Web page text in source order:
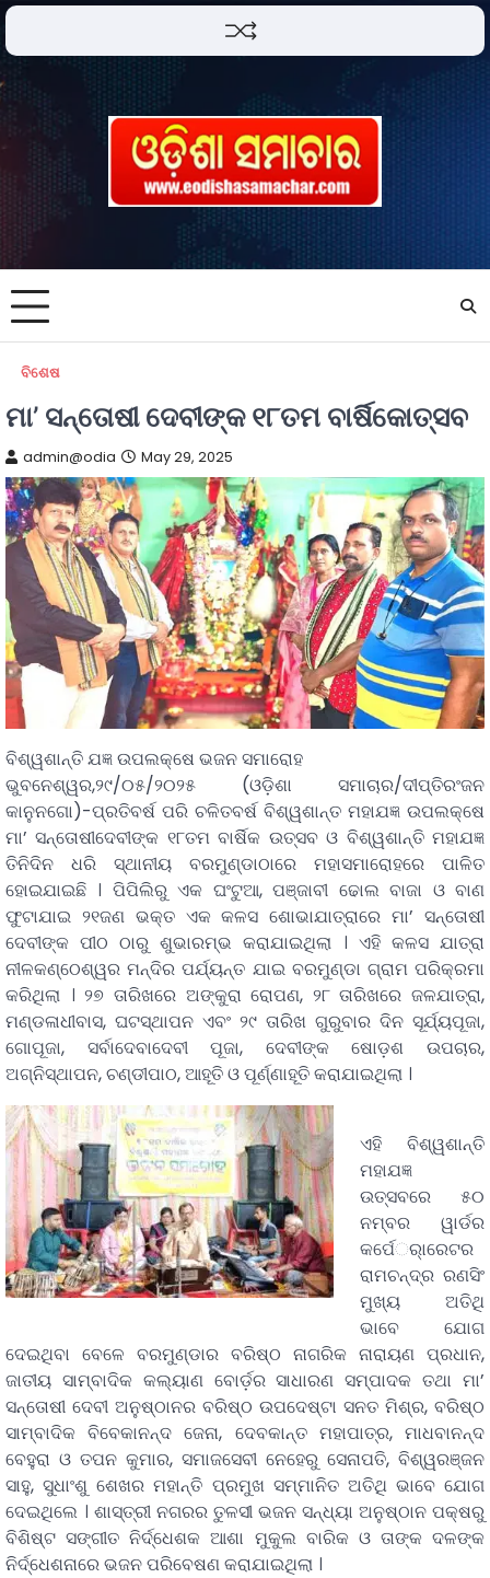
ବିଶେଷ
ମା’ ସନ୍ତୋଷୀ ଦେବୀଙ୍କ ୧୮ତମ ବାର୍ଷିକୋତ୍ସବ
admin@odia May 29, 2025
ବିଶ୍ୱଶାନ୍ତି ଯଜ୍ଞ ଉପଲକ୍ଷେ ଭଜନ ସମାରୋହ
ଭୁବନେଶ୍ୱର,୨୯/୦୫/୨୦୨୫ (ଓଡ଼ିଶା ସମାଚାର/ଦୀପ୍ତିରଂଜନ
କାନୁନଗୋ)-ପ୍ରତିବର୍ଷ ପରି ଚଳିତବର୍ଷ ବିଶ୍ୱଶାନ୍ତ ମହାଯଜ୍ଞ ଉପଲକ୍ଷେ
ମା’ ସନ୍ତୋଷୀଦେବୀଙ୍କ ୧୮ତମ ବାର୍ଷିକ ଉତ୍ସବ ଓ ବିଶ୍ୱଶାନ୍ତି ମହାଯଜ୍ଞ
ତିନିଦିନ ଧରି ସ୍ଥାନୀୟ ବରମୁଣ୍ଡାଠାରେ ମହାସମାରୋହରେ ପାଳିତ
ହୋଇଯାଇଛି । ପିପିଲିରୁ ଏକ ଘଂଟୁଆ, ପଞ୍ଜାବୀ ଢୋଲ ବାଜା ଓ ବାଣ
ଫୁଟାଯାଇ ୨୧ଜଣ ଭକ୍ତ ଏକ କଳସ ଶୋଭାଯାତ୍ରାରେ ମା’ ସନ୍ତୋଷୀ
ଦେବୀଙ୍କ ପୀଠ ଠାରୁ ଶୁଭାରମ୍ଭ କରାଯାଇଥିଲା । ଏହି କଳସ ଯାତ୍ରା
ନୀଳକଣ୍ଠେଶ୍ୱର ମନ୍ଦିର ପର୍ଯ୍ୟନ୍ତ ଯାଇ ବରମୁଣ୍ଡା ଗ୍ରାମ ପରିକ୍ରମା
କରିଥିଲା । ୨୭ ତାରିଖରେ ଅଙ୍କୁରା ରୋପଣ, ୨୮ ତାରିଖରେ ଜଳଯାତ୍ରା,
ମଣ୍ଡଳାଧୀବାସ, ଘଟସ୍ଥାପନ ଏବଂ ୨୯ ତାରିଖ ଗୁରୁବାର ଦିନ ସୂର୍ଯ୍ୟପୂଜା,
ଗୋପୂଜା, ସର୍ବାଦେବାଦେବୀ ପୂଜା, ଦେବୀଙ୍କ ଷୋଡ଼ଶ ଉପଚାର,
ଅଗ୍ନିସ୍ଥାପନ, ଚଣ୍ଡୀପାଠ, ଆହୂତି ଓ ପୂର୍ଣ୍ଣାହୂତି କରାଯାଇଥିଲା ।
ଏହି ବିଶ୍ୱଶାନ୍ତି
ମହାଯଜ୍ଞ
ଉତ୍ସବରେ ୫୦
ନମ୍ବର ୱାର୍ଡର
କର୍ପେର୍ାରେଟର
ରାମଚନ୍ଦ୍ର ରଣସିଂ
ମୁଖ୍ୟ ଅତିଥି
ଭାବେ ଯୋଗ
ଦେଇଥିବା ବେଳେ ବରମୁଣ୍ଡାର ବରିଷ୍ଠ ନାଗରିକ ନାରାୟଣ ପ୍ରଧାନ,
ଜାତୀୟ ସାମ୍ବାଦିକ କଲ୍ୟାଣ ବୋର୍ଡ଼ର ସାଧାରଣ ସମ୍ପାଦକ ତଥା ମା’
ସନ୍ତୋଷୀ ଦେବୀ ଅନୁଷ୍ଠାନର ବରିଷ୍ଠ ଉପଦେଷ୍ଟା ସନତ ମିଶ୍ର, ବରିଷ୍ଠ
ସାମ୍ବାଦିକ ବିବେକାନନ୍ଦ ଜେନା, ଦେବକାନ୍ତ ମହାପାତ୍ର, ମାଧବାନନ୍ଦ
ବେହୁରା ଓ ତପନ କୁମାର, ସମାଜସେବୀ ନେହେରୁ ସେନାପତି, ବିଶ୍ୱରଞ୍ଜନ
ସାହୁ, ସୁଧାଂଶୁ ଶେଖର ମହାନ୍ତି ପ୍ରମୁଖ ସମ୍ମାନିତ ଅତିଥି ଭାବେ ଯୋଗ
ଦେଇଥିଲେ । ଶାସ୍ତ୍ରୀ ନଗରର ତୁଳସୀ ଭଜନ ସନ୍ଧ୍ୟା ଅନୁଷ୍ଠାନ ପକ୍ଷରୁ
ବିଶିଷ୍ଟ ସଙ୍ଗୀତ ନିର୍ଦ୍ଧେଶକ ଆଶା ମୁକୁଲ ବାରିକ ଓ ତାଙ୍କ ଦଳଙ୍କ
ନିର୍ଦ୍ଧେଶନାରେ ଭଜନ ପରିବେଷଣ କରାଯାଇଥିଲା ।